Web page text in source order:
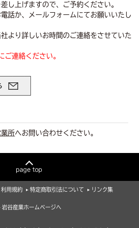
し上げますので、ご予約ください。
話か、メールフォームにてお願いいたし
より詳しいお時間のご連絡をさせていた
連絡ください。
業所へお問い合わせください。
page top
利用規約 特定商取引法について リンク集
岩谷産業ホームページへ